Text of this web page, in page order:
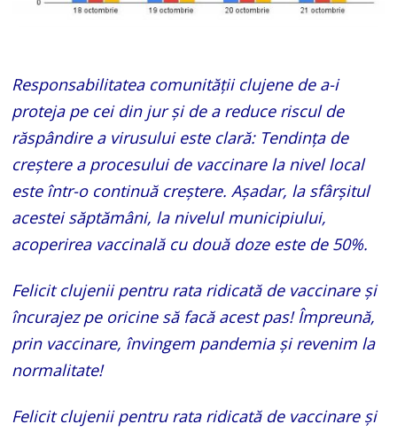
Responsabilitatea comunității clujene de a-i
proteja pe cei din jur și de a reduce riscul de
răspândire a virusului este clară: Tendința de
creștere a procesului de vaccinare la nivel local
este într-o continuă creștere. Așadar, la sfârșitul
acestei săptămâni, la nivelul municipiului,
acoperirea vaccinală cu două doze este de 50%.
Felicit clujenii pentru rata ridicată de vaccinare și
încurajez pe oricine să facă acest pas! Împreună,
prin vaccinare, învingem pandemia și revenim la
normalitate!
Felicit clujenii pentru rata ridicată de vaccinare și